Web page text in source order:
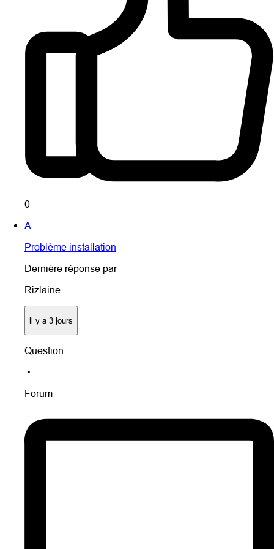
0
A
Problème installation
Dernière réponse par
Rizlaine
il y a 3 jours
Question
•
Forum